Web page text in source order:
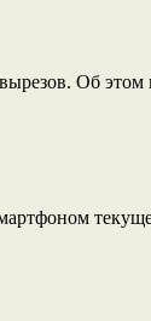
Об этом